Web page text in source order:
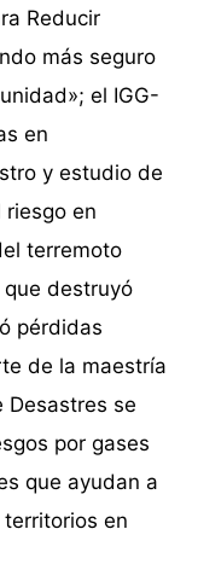
Reducir
más seguro
el IGG-
en
y estudio de
en
terremoto
que destruyó
pérdidas
de la maestría
Desastres se
por gases
que ayudan a
en